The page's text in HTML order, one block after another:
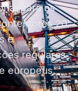
para os
20'
e
regulares
europeus.